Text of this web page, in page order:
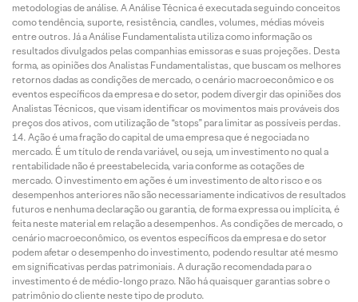
metodologias de análise. A Análise Técnica é executada seguindo conceitos
como tendência, suporte, resistência, candles, volumes, médias móveis
entre outros. Já a Análise Fundamentalista utiliza como informação os
resultados divulgados pelas companhias emissoras e suas projeções. Desta
forma, as opiniões dos Analistas Fundamentalistas, que buscam os melhores
retornos dadas as condições de mercado, o cenário macroeconômico e os
eventos específicos da empresa e do setor, podem divergir das opiniões dos
Analistas Técnicos, que visam identificar os movimentos mais prováveis dos
preços dos ativos, com utilização de “stops” para limitar as possíveis perdas.
Ação é uma fração do capital de uma empresa que é negociada no
mercado. É um título de renda variável, ou seja, um investimento no qual a
rentabilidade não é preestabelecida, varia conforme as cotações de
mercado. O investimento em ações é um investimento de alto risco e os
desempenhos anteriores não são necessariamente indicativos de resultados
futuros e nenhuma declaração ou garantia, de forma expressa ou implícita, é
feita neste material em relação a desempenhos. As condições de mercado, o
cenário macroeconômico, os eventos específicos da empresa e do setor
podem afetar o desempenho do investimento, podendo resultar até mesmo
em significativas perdas patrimoniais. A duração recomendada para o
investimento é de médio-longo prazo. Não há quaisquer garantias sobre o
patrimônio do cliente neste tipo de produto.